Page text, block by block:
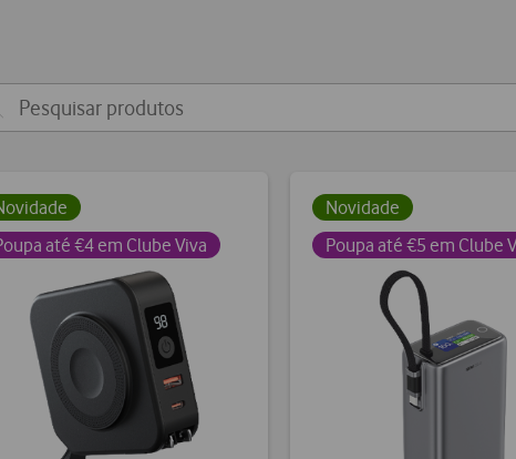
até €4 em Clube Viva
Novidade
Poupa até €5 em Clube